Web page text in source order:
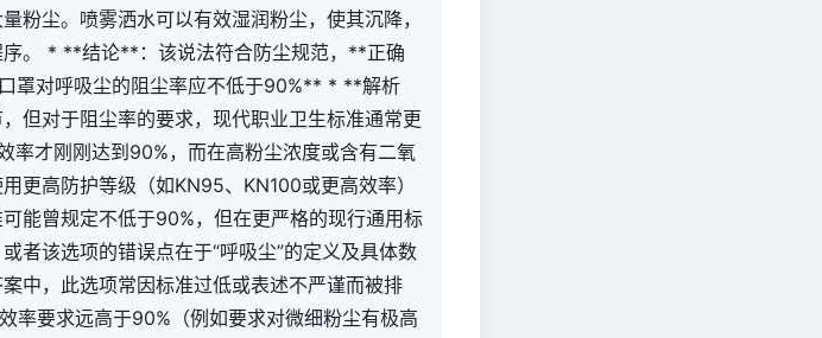
粉尘。喷雾洒水可以有效湿润粉尘，使其沉降，
。 * **结论**：该说法符合防尘规范，**正确
罩对呼吸尘的阻尘率应不低于90%** * **解析
但对于阻尘率的要求，现代职业卫生标准通常更
率才刚刚达到90%，而在高粉尘浓度或含有二氧
更高防护等级（如KN95、KN100或更高效率）
能曾规定不低于90%，但在更严格的现行通用标
者该选项的错误点在于“呼吸尘”的定义及具体数
中，此选项常因标准过低或表述不严谨而被排
率要求远高于90%（例如要求对微细粉尘有极高